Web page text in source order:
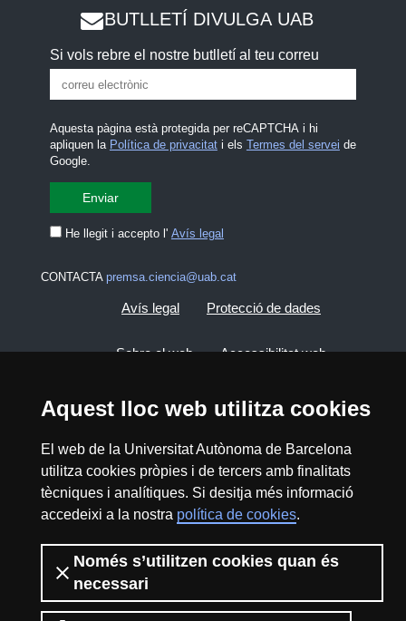
Aquest lloc web utilitza cookies
El web de la Universitat Autònoma de Barcelona
utilitza cookies pròpies i de tercers amb finalitats
tècniques i analítiques. Si desitja més informació
accedeixi a la nostra política de cookies.
Només s’utilitzen cookies quan és
necessari
BUTLLETÍ DIVULGA UAB
Si vols rebre el nostre butlletí al teu correu
Aquesta pàgina està protegida per reCAPTCHA i hi
apliquen la Política de privacitati els Termes del servei de
Google.
He llegit i accepto l' Avís legal
CONTACTA premsa.ciencia@uab.cat
Avís legal Protecció de dades
Sobre el web Accessibilitat web
Mapa del web UAB
2026 Divulga UAB - Creative Commons
Reconeixement - No Comercial (CC BY NC) -
ISSN: 2014-6388
View low-bandwidth version